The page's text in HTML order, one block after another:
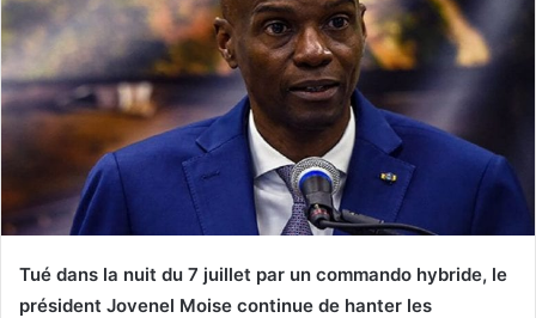
Tué dans la nuit du 7 juillet par un commando hybride, le
président Jovenel Moise continue de hanter les